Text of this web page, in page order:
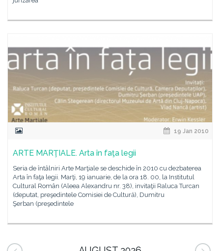
19 Jan 2010
ARTE MARŢIALE. Arta în faţa legii
Seria de întâlniri Arte Marţiale se deschide în 2010 cu dezbaterea
Arta în faţa legii. Marţi, 19 ianuarie, de la ora 18. 00, la Institutul
Cultural Român (Aleea Alexandru nr. 38), invitaţii Raluca Turcan
(deputat, preşedintele Comisiei de Cultură), Dumitru
Şerban (preşedintele